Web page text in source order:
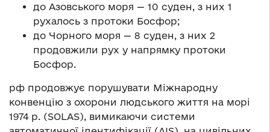
до Азовського моря — 10 суден, з них 1
рухалось з протоки Босфор;
до Чорного моря — 8 суден, з них 2
продовжили рух у напрямку протоки
Босфор.
рф продовжує порушувати Міжнародну
конвенцію з охорони людського життя на морі
1974 р. (SOLAS), вимикаючи системи